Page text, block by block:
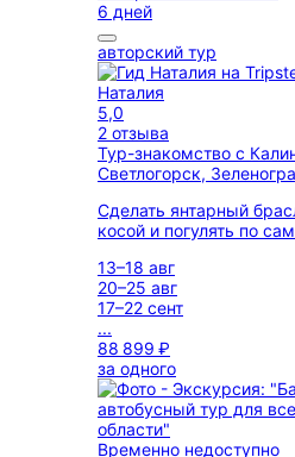
6 дней
авторский тур
Наталия
5,0
2 отзыва
Тур-знакомство с
Светлогорск,
Сделать янтарный
косой и погулять по
13–18 авг
20–25 авг
17–22 сент
...
88 899 ₽
за одного
Временно недоступно